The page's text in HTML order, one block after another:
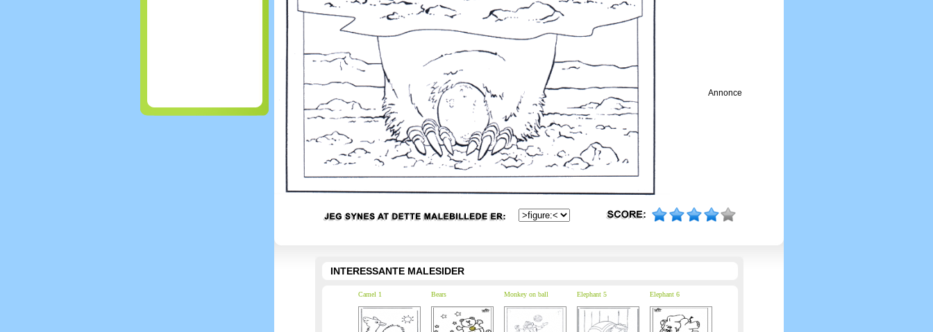
Annonce
INTERESSANTE MALESIDER
Camel 1 Bears Monkey on ball Elephant 5 Elephant 6